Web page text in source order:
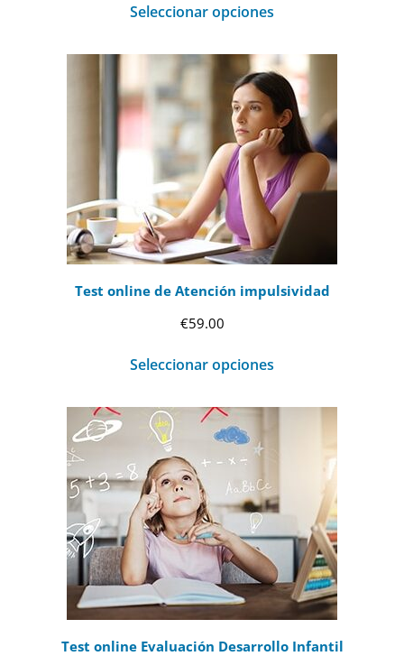
Seleccionar opciones
Test online de Atención impulsividad
€59.00
Seleccionar opciones
Test online Evaluación Desarrollo Infantil